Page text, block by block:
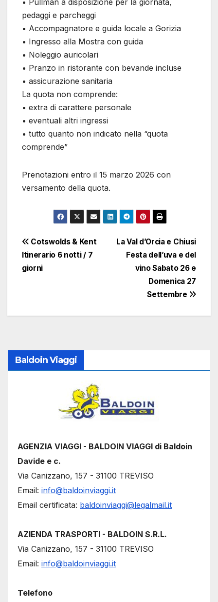
• Pullman a disposizione per la giornata,
pedaggi e parcheggi
• Accompagnatore e guida locale a Gorizia
• Ingresso alla Mostra con guida
• Noleggio auricolari
• Pranzo in ristorante con bevande incluse
• assicurazione sanitaria
La quota non comprende:
• extra di carattere personale
• eventuali altri ingressi
• tutto quanto non indicato nella “quota
comprende”
Prenotazioni entro il 15 marzo 2026 con
versamento della quota.
Navigazione
articoli
La Val d’Orcia e Chiusi
Festa dell’uva e del
vino Sabato 26 e
Domenica 27
Settembre
Cotswolds & Kent
Itinerario 6 notti / 7
giorni
Baldoin Viaggi
AGENZIA VIAGGI - BALDOIN VIAGGI di Baldoin
Davide e c.
Via Canizzano, 157 - 31100 TREVISO
Email: info@baldoinviaggi.it
Email certificata: baldoinviaggi@legalmail.it
AZIENDA TRASPORTI - BALDOIN S.R.L.
Via Canizzano, 157 - 31100 TREVISO
Email: info@baldoinviaggi.it
Telefono